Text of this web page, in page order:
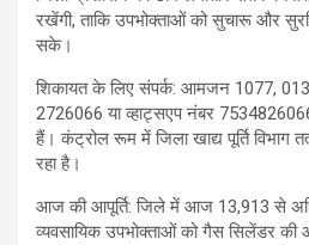
रखेंगी, ताकि उपभोक्ताओं को सुचारू और
सके।
शिकायत के लिए संपर्क: आमजन 1077,
2726066 या व्हाट्सएप नंबर
हैं। कंट्रोल रूम में जिला खाद्य पूर्ति विभाग
रहा है।
आज की आपूर्ति: जिले में आज 13,913 से
व्यवसायिक उपभोक्ताओं को गैस सिलेंडर की